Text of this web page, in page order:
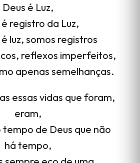
Deus é Luz,
registro da Luz,
luz, somos registros
reflexos imperfeitos,
apenas semelhanças.
essas vidas que foram,
eram,
tempo de Deus que não
há tempo,